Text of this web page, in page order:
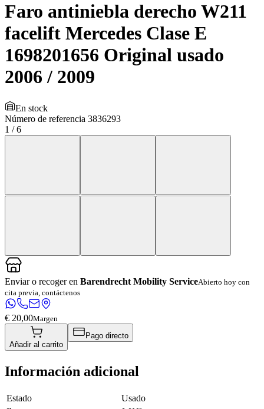
Faro antiniebla derecho W211
facelift Mercedes Clase E
1698201656 Original usado
2006 / 2009
En stock
Número de referencia 3836293
1 /6
Enviar o recoger en Barendrecht Mobility ServiceAbierto hoy con
cita previa, contáctenos
€ 20,00Margen
Añadir al carrito
Pago directo
Información adicional
Estado
Usado